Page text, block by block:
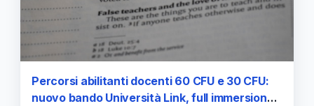
Percorsi abilitanti docenti 60 CFU e 30 CFU:
nuovo bando Università Link, full immersion